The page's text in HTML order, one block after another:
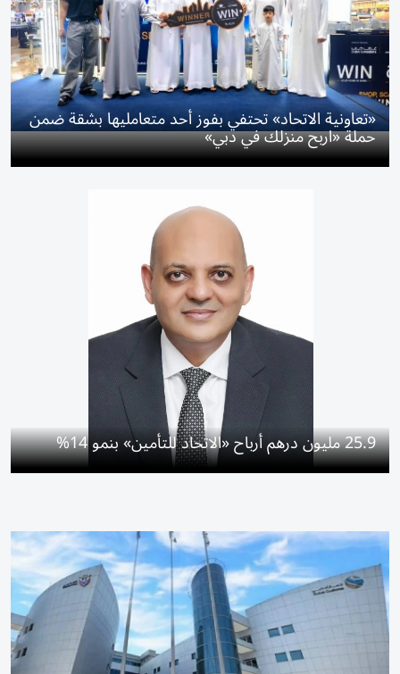
«تعاونية الاتحاد» تحتفي بفوز أحد متعامليها بشقة ضمن
حملة «اربح منزلك في دبي»
25.9 مليون درهم أرباح «الاتحاد للتأمين» بنمو 14%